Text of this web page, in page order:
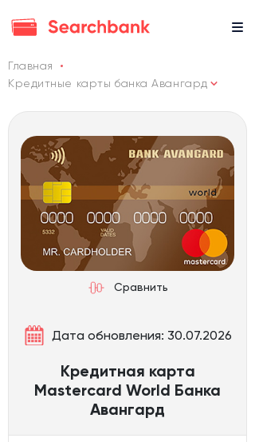
Главная
Кредитные карты банка Авангард
Сравнить
Дата обновления: 30.07.2026
Кредитная карта
Mastercard World Банка
Авангард